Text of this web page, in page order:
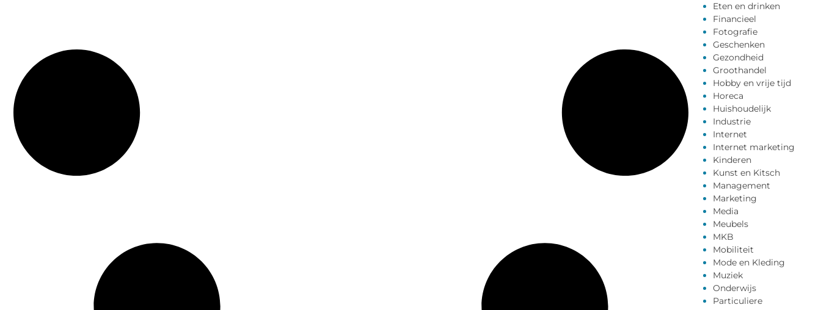
Eten en drinken
Financieel
Fotografie
Geschenken
Gezondheid
Groothandel
Hobby en vrije tijd
Horeca
Huishoudelijk
Industrie
Internet
Internet marketing
Kinderen
Kunst en Kitsch
Management
Marketing
Media
Meubels
MKB
Mobiliteit
Mode en Kleding
Muziek
Onderwijs
Particuliere